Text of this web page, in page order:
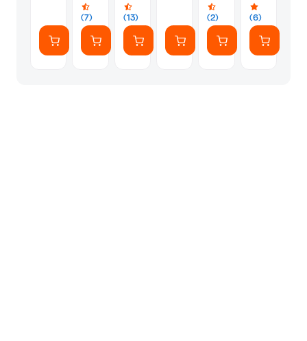
Bracelets
(4432)
Τμχ
-
Τυχαία
Επιλογή
Σχεδίου
(7) (13) (2) (6)